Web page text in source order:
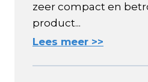
zeer compact en
product...
Lees meer >>